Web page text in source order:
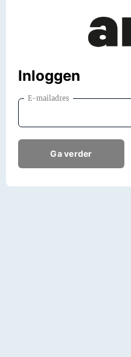
Inloggen
E-mailadres
Ga verder